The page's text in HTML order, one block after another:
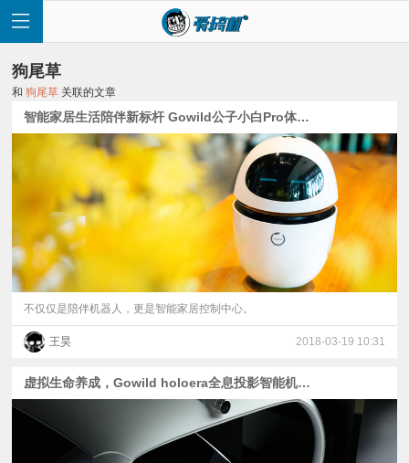
快
讯
评
测
狗尾草
和狗尾草 关联的文章
智能家居生活陪伴新标杆 Gowild公子小白Pro体验评测
不仅仅是陪伴机器人，更是智能家居控制中心。
王昊 2018-03-19 10:31
虚拟生命养成，Gowild holoera全息投影智能机器人琥珀虚颜体验